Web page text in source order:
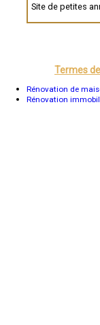
Auch
Grenoble
Mont-de-Marsan
Blois
Site de petites
Termes
Rénovation de
Rénovation